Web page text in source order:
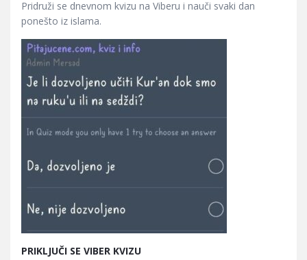
Pridruži se dnevnom kvizu na Viberu i nauči svaki dan
ponešto iz islama.
PRIKLJUČI SE VIBER KVIZU